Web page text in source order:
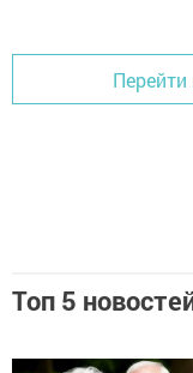
Перейти
Топ 5